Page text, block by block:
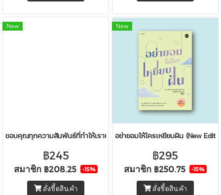
New
ขอบคุณทุกความสัมพันธ์ที่ทำให้เราเติบโต
฿245
สมาชิก ฿208.25 -15%
สั่งซื้อสินค้า
New
อย่ายอมให้ใครเหยียบฝัน (New
฿295
สมาชิก ฿250.75 -15%
สั่งซื้อสินค้า